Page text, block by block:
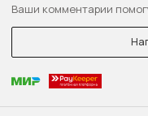
Ваши комментарии